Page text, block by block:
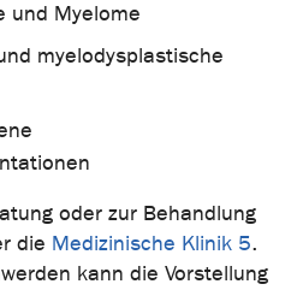
und Myelome
myelodysplastische
oder zur Behandlung
die Medizinische Klinik 5.
kann die Vorstellung